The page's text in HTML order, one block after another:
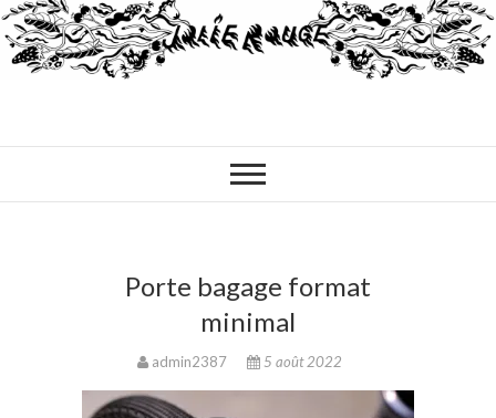
Porte bagage format
minimal
admin2387 5 août 2022